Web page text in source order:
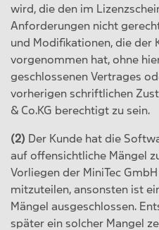
wird, die den im
Anforderungen nicht
und Modifikationen, die der
vorgenommen hat, ohne
geschlossenen Vertrages
vorherigen schriftlichen
& Co.KG berechtigt zu sein.
(2) Der Kunde hat die
auf offensichtliche Mängel
Vorliegen der MiniTec
mitzuteilen, ansonsten ist
Mängel ausgeschlossen.
später ein solcher Mangel